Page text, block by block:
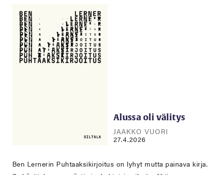
Alussa oli välitys
JAAKKO VUORI
27.4.2026
Ben Lernerin Puhtaaksikirjoitus on lyhyt mutta painava kirja.